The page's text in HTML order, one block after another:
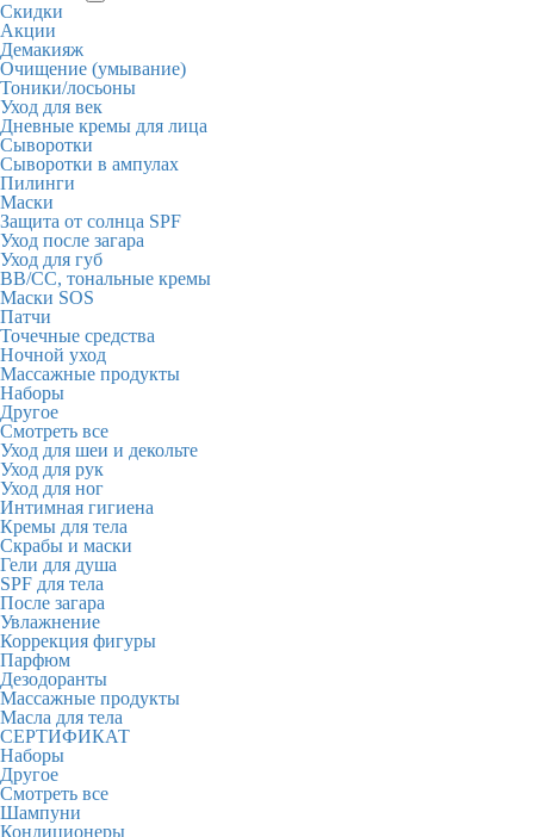
Скидки
Акции
Демакияж
Очищение (умывание)
Тоники/лосьоны
Уход для век
Дневные кремы для лица
Сыворотки
Сыворотки в ампулах
Пилинги
Маски
Защита от солнца SPF
Уход после загара
Уход для губ
BB/CC, тональные кремы
Маски SOS
Патчи
Точечные средства
Ночной уход
Массажные продукты
Наборы
Другое
Смотреть все
Уход для шеи и декольте
Уход для рук
Уход для ног
Интимная гигиена
Кремы для тела
Скрабы и маски
Гели для душа
SPF для тела
После загара
Увлажнение
Коррекция фигуры
Парфюм
Дезодоранты
Массажные продукты
Масла для тела
СЕРТИФИКАТ
Наборы
Другое
Смотреть все
Шампуни
Кондиционеры